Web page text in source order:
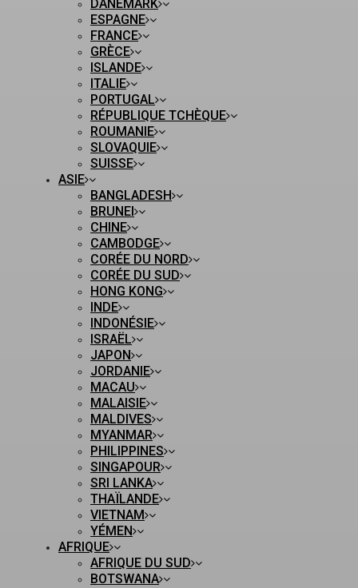
DANEMARK
ESPAGNE
FRANCE
GRÈCE
ISLANDE
ITALIE
PORTUGAL
RÉPUBLIQUE TCHÈQUE
ROUMANIE
SLOVAQUIE
SUISSE
ASIE
BANGLADESH
BRUNEI
CHINE
CAMBODGE
CORÉE DU NORD
CORÉE DU SUD
HONG KONG
INDE
INDONÉSIE
ISRAËL
JAPON
JORDANIE
MACAU
MALAISIE
MALDIVES
MYANMAR
PHILIPPINES
SINGAPOUR
SRI LANKA
THAÏLANDE
VIETNAM
YÉMEN
AFRIQUE
AFRIQUE DU SUD
BOTSWANA